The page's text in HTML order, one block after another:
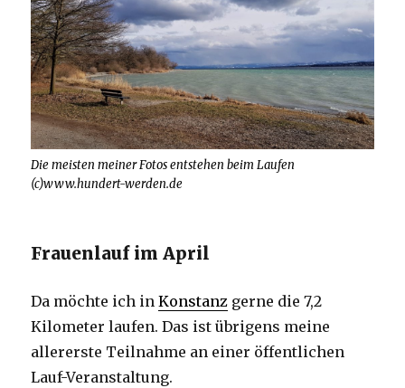
Die meisten meiner Fotos entstehen beim Laufen
(c)www.hundert-werden.de
Frauenlauf im April
Da möchte ich inKonstanz gerne die 7,2
Kilometer laufen. Das ist übrigens meine
allererste Teilnahme an einer öffentlichen
Lauf-Veranstaltung.